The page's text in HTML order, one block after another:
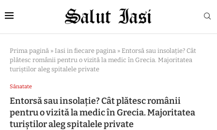
Prima pagină » Iasi in fiecare pagina » Entorsă sau insolație? Cât
plătesc românii pentru o vizită la medic în Grecia. Majoritatea
turiștilor aleg spitalele private
Sănatate
Entorsă sau insolație? Cât plătesc românii
pentru o vizită la medic în Grecia. Majoritatea
turiștilor aleg spitalele private